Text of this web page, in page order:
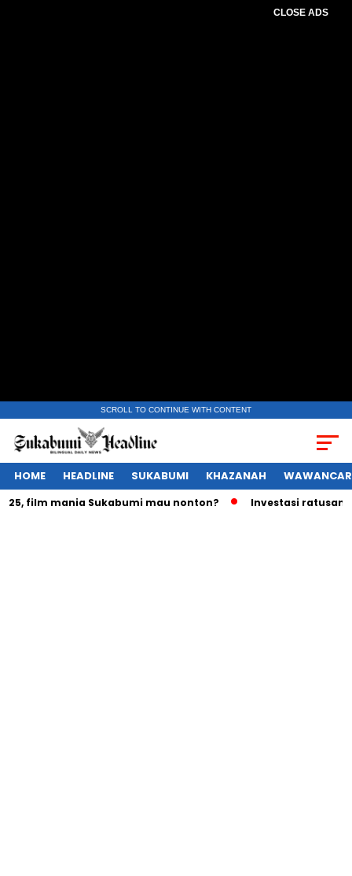
CLOSE ADS
SCROLL TO CONTINUE WITH CONTENT
HOME HEADLINE SUKABUMI KHAZANAH
mania Sukabumi mau nonton? Investasi ratusan triliun